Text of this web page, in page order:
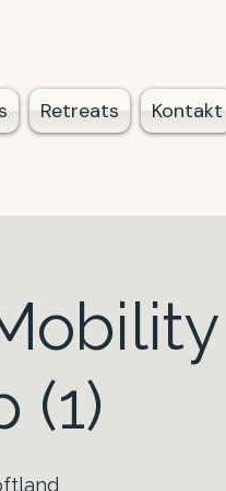
Retreats Kontakt
(1)